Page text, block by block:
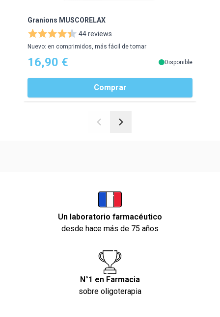
Granions MUSCORELAX
44 reviews
Nuevo: en comprimidos, más fácil de tomar
16,90 € Disponible
Comprar
Un laboratorio farmacéutico
desde hace más de 75 años
N°1 en Farmacia
sobre oligoterapia